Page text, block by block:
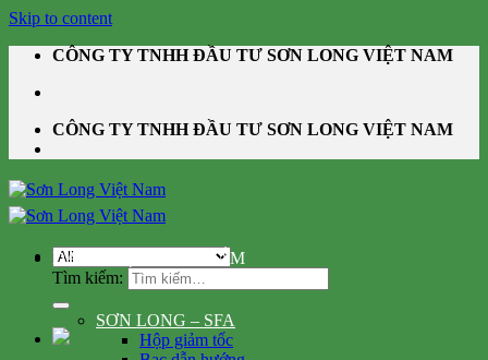
Skip to content
CÔNG TY TNHH ĐẦU TƯ SƠN LONG VIỆT NAM
CÔNG TY TNHH ĐẦU TƯ SƠN LONG VIỆT NAM
Tìm kiếm:
DANH MỤC SẢN PHẨM
SƠN LONG – SFA
Hộp giảm tốc